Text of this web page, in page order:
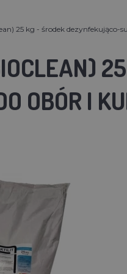
25 kg - środek dezynfekująco-
OBÓR I